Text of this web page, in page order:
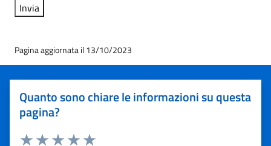
Pagina aggiornata il 13/10/2023
Quanto sono chiare le informazioni su questa
pagina?